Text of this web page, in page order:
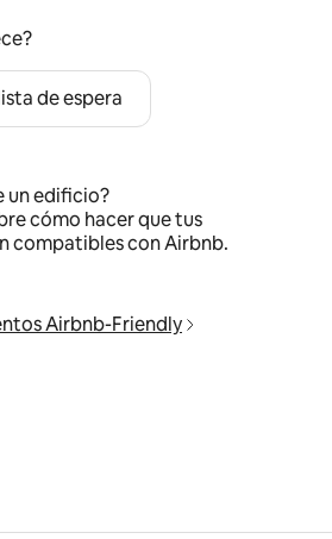
de espera
un edificio?
cómo hacer que tus
compatibles con Airbnb.
Airbnb-Friendly